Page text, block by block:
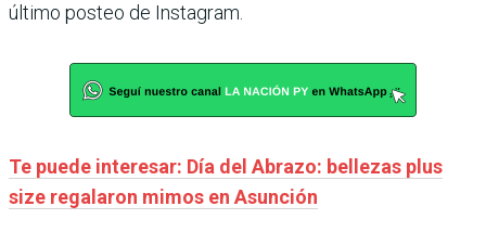
último posteo de Instagram.
Te puede interesar: Día del Abrazo: bellezas plus
size regalaron mimos en Asunción